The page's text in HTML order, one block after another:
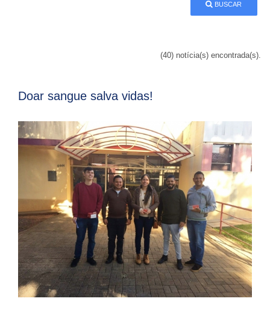
BUSCAR
(40) notícia(s) encontrada(s).
Doar sangue salva vidas!